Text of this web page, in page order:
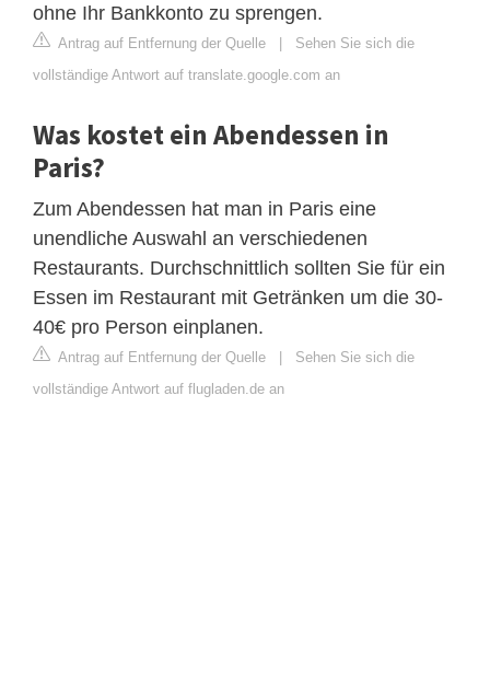
ohne Ihr Bankkonto zu sprengen.
Antrag auf Entfernung der Quelle | Sehen Sie sich die
vollständige Antwort auf translate.google.com an
Was kostet ein Abendessen in
Paris?
Zum Abendessen hat man in Paris eine
unendliche Auswahl an verschiedenen
Restaurants. Durchschnittlich sollten Sie für ein
Essen im Restaurant mit Getränken um die 30-
40€ pro Person einplanen.
Antrag auf Entfernung der Quelle | Sehen Sie sich die
vollständige Antwort auf flugladen.de an